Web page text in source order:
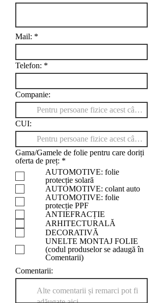
Mail:
Telefon:
Companie:
CUI:
Gama/Gamele de folie pentru care doriți
oferta de preț: *
b
l
i
g
a
t
o
r
i
u
AUTOMOTIVE: folie
protecție solară
AUTOMOTIVE: colant auto
AUTOMOTIVE: folie
protecție PPF
ANTIEFRACȚIE
ARHITECTURALĂ
DECORATIVĂ
UNELTE MONTAJ FOLIE
(codul produselor se adaugă în
Comentarii)
Comentarii: